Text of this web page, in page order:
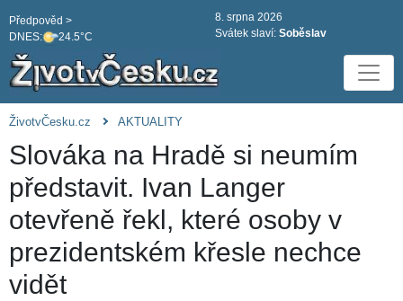
DNES: 24.5°C
Předpověd >
8. srpna 2026
Svátek slaví: Soběslav
ŽivotvČesku.cz AKTUALITY
Slováka na Hradě si neumím
představit. Ivan Langer
otevřeně řekl, které osoby v
prezidentském křesle nechce
vidět